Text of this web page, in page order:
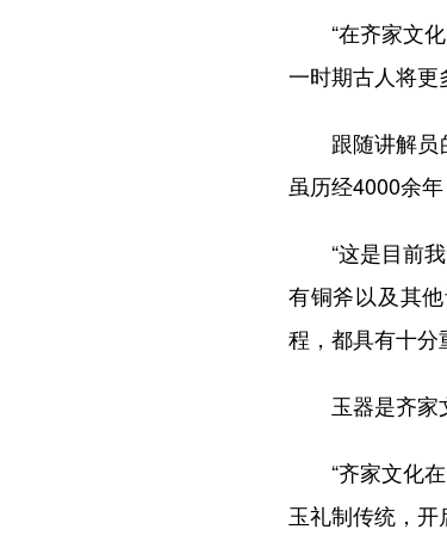
“在齐家文化
一时期古人将更
跟随讲解员的
虽历经4000余
“这是目前我
有铜斧以及其
程，都具有十分
玉器是齐家文
“齐家文化在
玉礼制传统，开